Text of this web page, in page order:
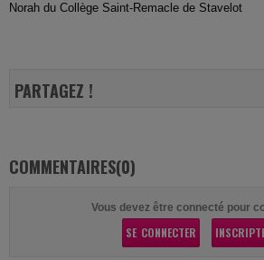
Norah du Collège Saint-Remacle de Stavelot
PARTAGEZ !
COMMENTAIRES(0)
Vous devez être connecté pour
SE CONNECTER